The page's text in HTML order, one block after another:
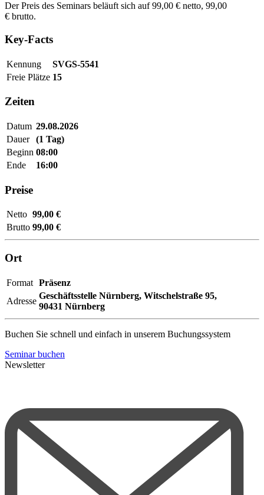
Der Preis des Seminars beläuft sich auf 99,00 € netto, 99,00
€ brutto.
Key-Facts
Kennung
SVGS-5541
Freie Plätze 15
Zeiten
Datum 29.08.2026
Dauer
(1 Tag)
Beginn 08:00
Ende
16:00
Preise
Netto 99,00 €
Brutto 99,00 €
Ort
Format Präsenz
Adresse
Geschäftsstelle Nürnberg, Witschelstraße 95,
90431 Nürnberg
Buchen Sie schnell und einfach in unserem Buchungssystem
Seminar buchen
Newsletter